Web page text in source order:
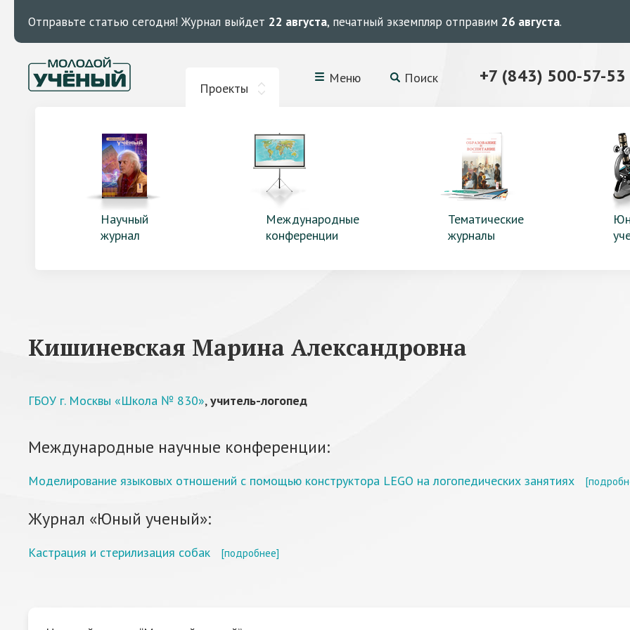
Отправьте статью сегодня! Журнал выйдет 22 августа, печатный экземпляр отправим 26 августа.
Проекты
Меню Поиск +7 (843) 500-57-53
Научный
журнал
Международные
конференции
Тематические
журналы
Кишиневская Марина Александровна
ГБОУ г. Москвы «Школа № 830»,учитель-логопед
Международные научные конференции:
Моделирование языковых отношений с помощью конструктора LEGO на логопедических занятиях
Журнал «Юный ученый»:
Кастрация и стерилизация собак [подробнее]